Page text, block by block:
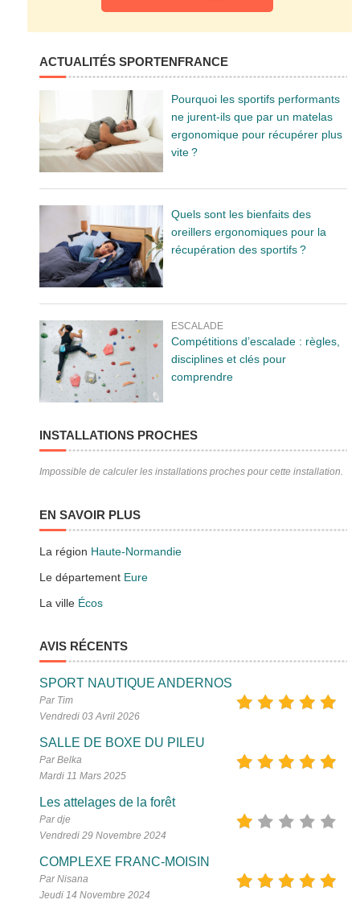
ACTUALITÉS SPORTENFRANCE
Pourquoi les sportifs performants
ne jurent-ils que par un matelas
ergonomique pour récupérer plus
vite ?
Quels sont les bienfaits des
oreillers ergonomiques pour la
récupération des sportifs ?
ESCALADE
Compétitions d’escalade : règles,
disciplines et clés pour
comprendre
INSTALLATIONS PROCHES
Impossible de calculer les installations proches pour cette installation.
EN SAVOIR PLUS
La région Haute-Normandie
Le département Eure
La ville Écos
AVIS RÉCENTS
SPORT NAUTIQUE ANDERNOS
Par Tim
Vendredi 03 Avril 2026
SALLE DE BOXE DU PILEU
Par Belka
Mardi 11 Mars 2025
Les attelages de la forêt
Par dje
Vendredi 29 Novembre 2024
COMPLEXE FRANC-MOISIN
Par Nisana
Jeudi 14 Novembre 2024